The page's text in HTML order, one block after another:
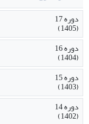
دوره 17
(1405)
دوره 16
(1404)
دوره 15
(1403)
دوره 14
(1402)